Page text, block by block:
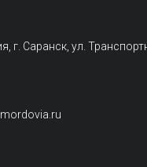
г. Саранск, ул.